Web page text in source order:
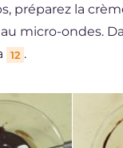
préparez la
micro-ondes.
12 .